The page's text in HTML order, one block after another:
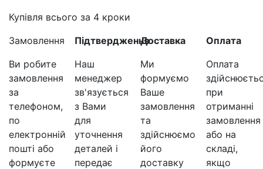
Купівля всього за 4 кроки
Замовлення
Ви робите
замовлення
за
телефоном,
по
електронній
пошті або
формуєте
Підтвердження
Наш
менеджер
зв'язується
з Вами
для
уточнення
деталей і
передає
Доставка
Ми
формуємо
Ваше
замовлення
та
здійснюємо
його
доставку
Оплата
Оплата
при
отриманні
замовлення
або на
складі,
якщо